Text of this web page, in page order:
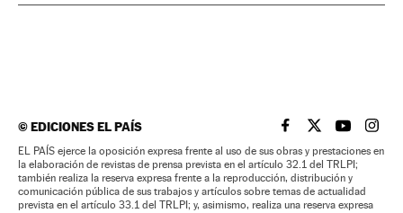
©EDICIONES EL PAÍS EL PAÍS BRASIL EN
EL PAÍSEL PAÍS
EL
EL PAÍS ejerce la oposición expresa frente al uso de sus obras y prestaciones en
la elaboración de revistas de prensa prevista en el artículo 32.1 del TRLPI;
también realiza la reserva expresa frente a la reproducción, distribución y
comunicación pública de sus trabajos y artículos sobre temas de actualidad
prevista en el artículo 33.1 del TRLPI; y, asimismo, realiza una reserva expresa